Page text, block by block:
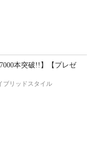
本突破!!】【プレゼ
ブリッドスタイル